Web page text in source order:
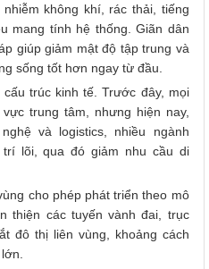
không khí, rác thải, tiếng
mang tính hệ thống. Giãn dân
giúp giảm mật độ tập trung và
sống tốt hơn ngay từ đầu.
trúc kinh tế. Trước đây, mọi
trung tâm, nhưng hiện nay,
và logistics, nhiều ngành
lõi, qua đó giảm nhu cầu di
cho phép phát triển theo mô
thiện các tuyến vành đai, trục
đô thị liên vùng, khoảng cách